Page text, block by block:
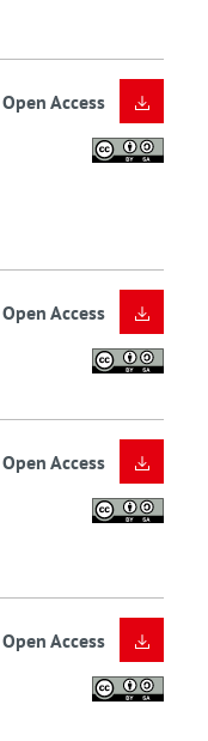
Open Access
Open Access
Open Access
Open Access